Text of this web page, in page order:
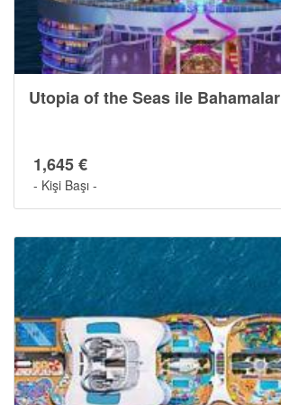
Utopia of the Seas ile Bahamalar
1,645 €
- Kişi Başı -